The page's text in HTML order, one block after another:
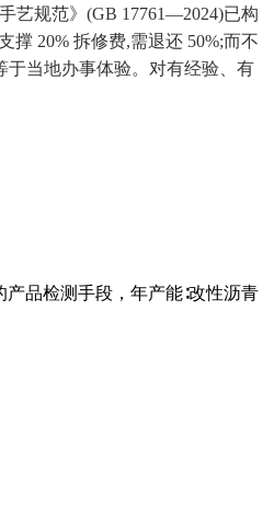
艺规范》(GB 17761—2024)已构
20% 拆修费,需退还 50%;而不
于当地办事体验。对有经验、有
品检测手段，年产能∶改性沥青